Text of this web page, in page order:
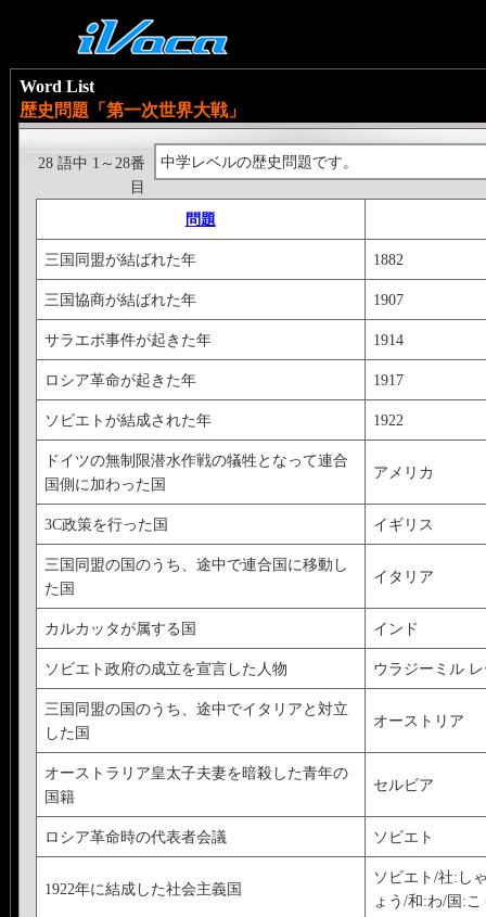
Word List
歴史問題「第一次世界大戦」
中学レベルの歴史問題です。
28 語中 1～28番
目
問題
三国同盟が結ばれた年 1882
三国協商が結ばれた年 1907
サラエボ事件が起きた年 1914
ロシア革命が起きた年 1917
ソビエトが結成された年 1922
ドイツの無制限潜水作戦の犠牲となって連合
国側に加わった国
アメリカ
3C政策を行った国 イギリス
三国同盟の国のうち、途中で連合国に移動し
た国
イタリア
カルカッタが属する国 インド
ソビエト政府の成立を宣言した人物 ウラジーミル
三国同盟の国のうち、途中でイタリアと対立
した国
オーストリア
オーストラリア皇太子夫妻を暗殺した青年の
国籍
セルビア
ロシア革命時の代表者会議 ソビエト
1922年に結成した社会主義国
ソビエト/社:し
ょう/和:わ/国: